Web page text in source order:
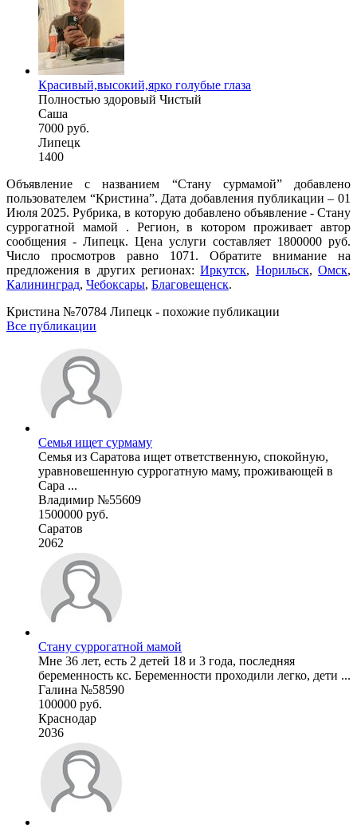
Красивый,высокий,ярко голубые глаза
Полностью здоровый Чистый
Саша
7000 руб.
Липецк
1400
Объявление с названием “Стану сурмамой” добавлено
пользователем “Кристина”. Дата добавления публикации – 01
Июля 2025. Рубрика, в которую добавлено объявление - Cтану
суррогатной мамой . Регион, в котором проживает автор
сообщения - Липецк. Цена услуги составляет 1800000 руб.
Число просмотров равно 1071. Обратите внимание на
предложения в других регионах:Иркутск, Норильск,Омск,
Калининград, Чебоксары, Благовещенск.
Кристина №70784 Липецк - похожие публикации
Все публикации
Семья ищет сурмаму
Семья из Саратова ищет ответственную, спокойную,
уравновешенную суррогатную маму, проживающей в
Сара ...
Владимир №55609
1500000 руб.
Саратов
2062
Стану суррогатной мамой
Мне 36 лет, есть 2 детей 18 и 3 года, последняя
беременность кс. Беременности проходили легко, дети ...
Галина №58590
100000 руб.
Краснодар
2036